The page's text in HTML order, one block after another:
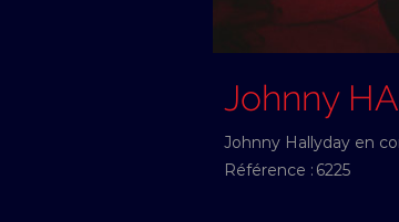
Johnny
Johnny Hallyday en
Référence : 6225